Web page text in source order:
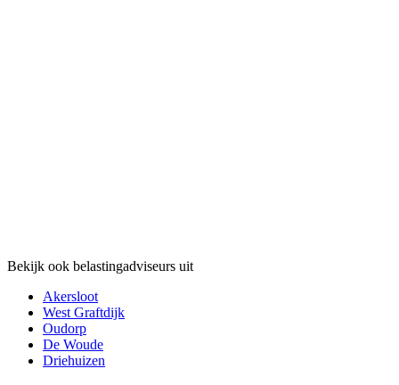
Bekijk ook belastingadviseurs uit
Akersloot
West Graftdijk
Oudorp
De Woude
Driehuizen